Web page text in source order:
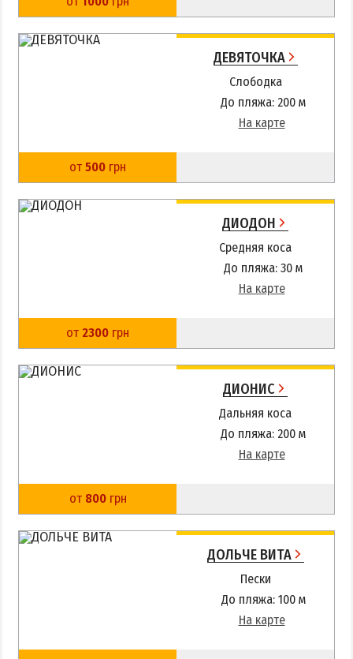
ДЕВЯТОЧКА
Слободка
До пляжа: 200 м
На карте
от 500 грн
ДИОДОН
Средняя коса
До пляжа: 30 м
На карте
от 2300 грн
ДИОНИС
Дальняя коса
До пляжа: 200 м
На карте
от 800грн
ДОЛЬЧЕ ВИТА
Пески
До пляжа: 100 м
На карте